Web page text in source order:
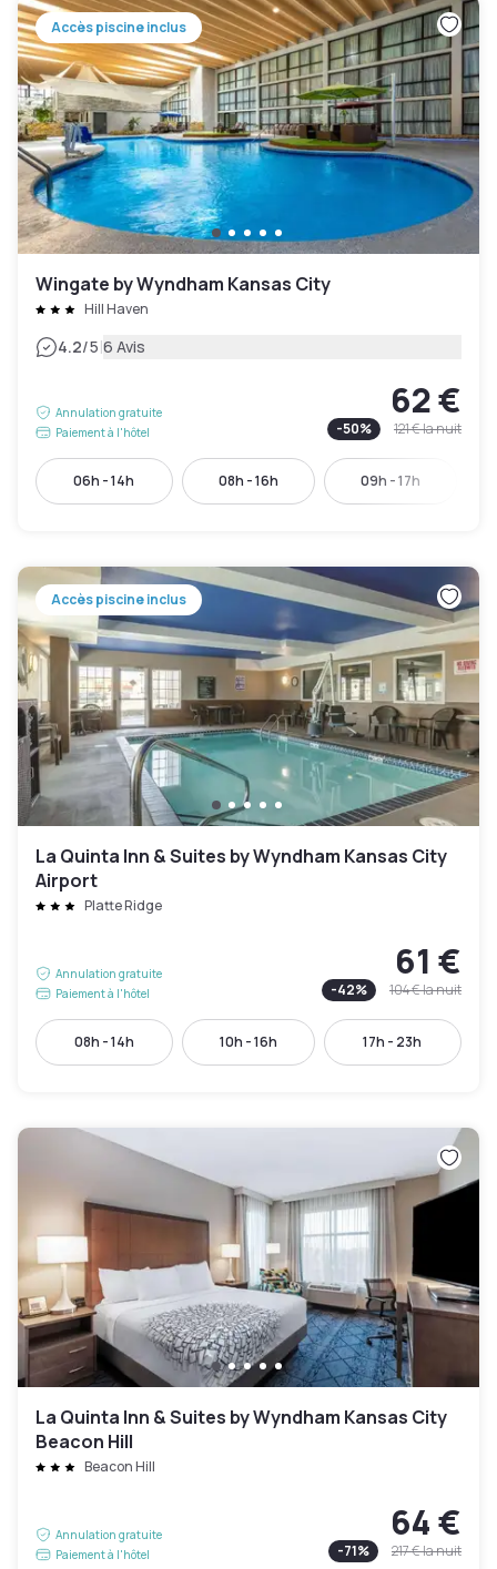
Accès piscine inclus
Wingate by Wyndham Kansas City
Hill Haven
4.2/5|6 Avis
Annulation gratuite
Paiement à l'hôtel
62 €
-50% 121 €la nuit
06h - 14h 08h - 16h 09h - 17h
Accès piscine inclus
La Quinta Inn & Suites by Wyndham Kansas City
Airport
Platte Ridge
Annulation gratuite
Paiement à l'hôtel
61 €
-42% 104 €la nuit
08h - 14h 10h - 16h 17h - 23h
La Quinta Inn & Suites by Wyndham Kansas City
Beacon Hill
Beacon Hill
Annulation gratuite
Paiement à l'hôtel
64 €
-71% 217 €la nuit